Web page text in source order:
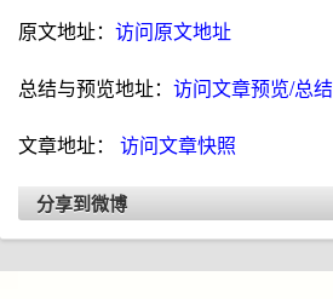
原文地址： 访问原文地址
总结与预览地址： 访问文章预览/总结
文章地址： 访问文章快照
分享到微博